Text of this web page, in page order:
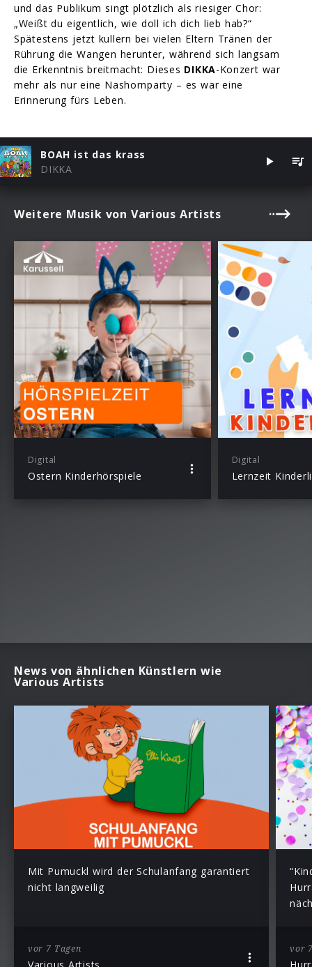
und das Publikum singt plötzlich als riesiger Chor:
„Weißt du eigentlich, wie doll ich dich lieb hab?“
Spätestens jetzt kullern bei vielen Eltern Tränen der
Rührung die Wangen herunter, während sich langsam
die Erkenntnis breitmacht: Dieses DIKKA-Konzert war
mehr als nur eine Nashornparty – es war eine
Erinnerung fürs Leben.
BOAH ist das krass
DIKKA
Weitere Musik von Various Artists
Digital
Ostern Kinderhörspiele
Digital
Lernzeit
News von ähnlichen Künstlern wie
Various Artists
Mit Pumuckl wird der Schulanfang garantiert
nicht langweilig
vor 7 Tagen vor